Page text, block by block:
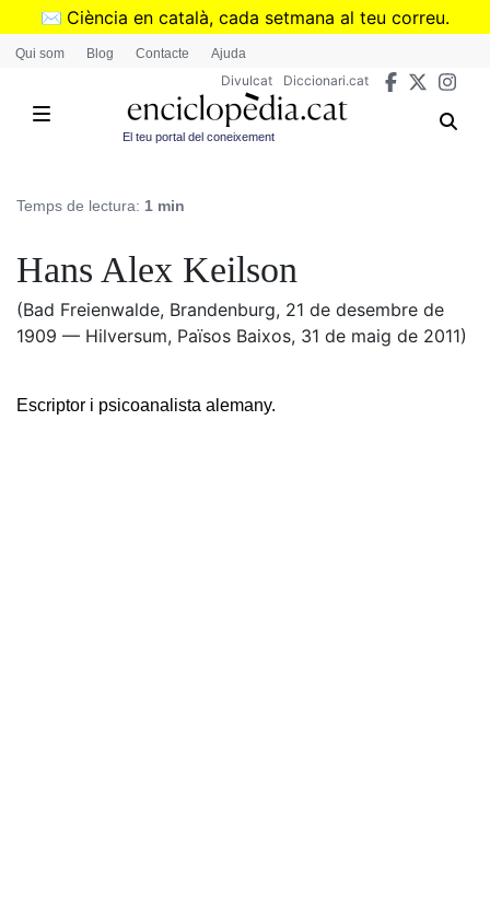
Vés
✉️ Ciència en català, cada setmana al teu correu.
➜Subscriu-te al butlletí de Divulcat
Qui som Blog Contacte Ajuda
Divulcat Diccionari.cat
El teu portal del coneixement
Temps de lectura: 1 min
Hans Alex Keilson
(Bad Freienwalde, Brandenburg, 21 de desembre de
1909 — Hilversum, Països Baixos, 31 de maig de 2011)
Escriptor i psicoanalista alemany.